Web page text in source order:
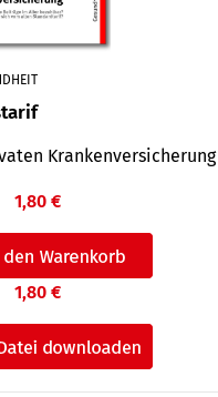
Kran­ken­ver­siche­rung
1,80 €
1,80 €